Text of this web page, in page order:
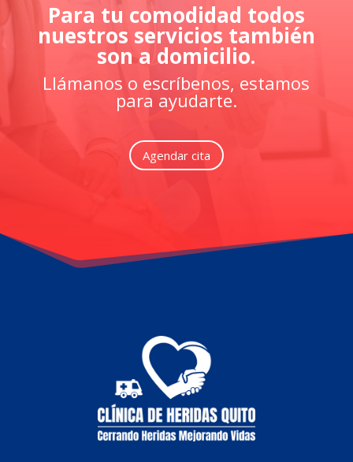
Para tu comodidad todos
nuestros servicios también
son a domicilio.
Llámanos o escríbenos, estamos
para ayudarte.
Agendar cita